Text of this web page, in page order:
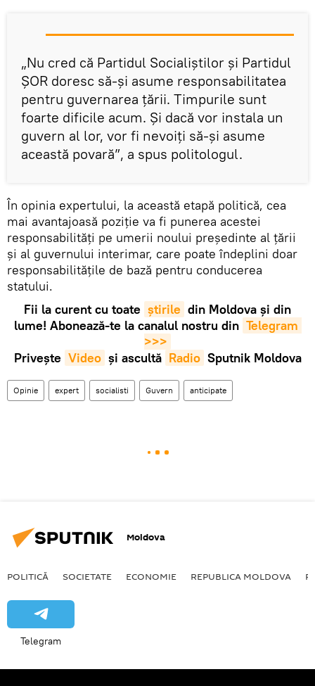
„Nu cred că Partidul Socialiștilor și Partidul
ȘOR doresc să-și asume responsabilitatea
pentru guvernarea țării. Timpurile sunt
foarte dificile acum. Și dacă vor instala un
guvern al lor, vor fi nevoiți să-și asume
această povară”, a spus politologul.
În opinia expertului, la această etapă politică, cea
mai avantajoasă poziție va fi punerea acestei
responsabilități pe umerii noului președinte al țării
și al guvernului interimar, care poate îndeplini doar
responsabilitățile de bază pentru conducerea
statului.
Fii la curent cu toate știrile din Moldova și din
lume! Abonează-te la canalul nostru din Telegram
>>>
Privește Video și ascultă Radio Sputnik Moldova
Opinie expert socialisti Guvern anticipate
Moldova
POLITICĂ SOCIETATE ECONOMIE REPUBLICA MOLDOVA
Telegram